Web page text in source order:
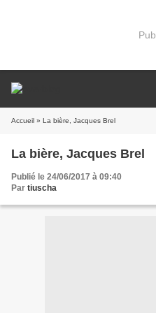
Accueil » La bière, Jacques Brel
La bière, Jacques Brel
Publié le 24/06/2017 à 09:40
Par tiuscha